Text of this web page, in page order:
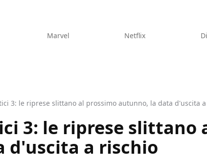
Marvel Netflix
3: le riprese slittano al prossimo autunno, la data d'uscita
3: le riprese slittano
d'uscita a rischio